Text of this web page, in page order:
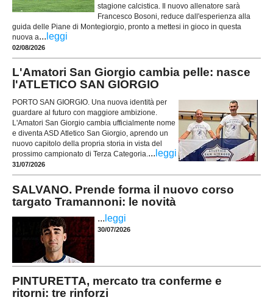
stagione calcistica. Il nuovo allenatore sarà
Francesco Bosoni, reduce dall'esperienza alla
guida delle Piane di Montegiorgio, pronto a mettesi in gioco in questa
nuova a... leggi
02/08/2026
L'Amatori San Giorgio cambia pelle: nasce
l'ATLETICO SAN GIORGIO
PORTO SAN GIORGIO. Una nuova identità per
guardare al futuro con maggiore ambizione.
L'Amatori San Giorgio cambia ufficialmente nome
e diventa ASD Atletico San Giorgio, aprendo un
nuovo capitolo della propria storia in vista del
prossimo campionato di Terza Categoria. ... leggi
31/07/2026
SALVANO. Prende forma il nuovo corso
targato Tramannoni: le novità
... leggi
30/07/2026
PINTURETTA, mercato tra conferme e
ritorni: tre rinforzi